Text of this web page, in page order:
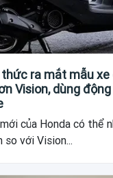
ra mắt mẫu xe
Vision, dùng
của Honda có thể
so với Vision...